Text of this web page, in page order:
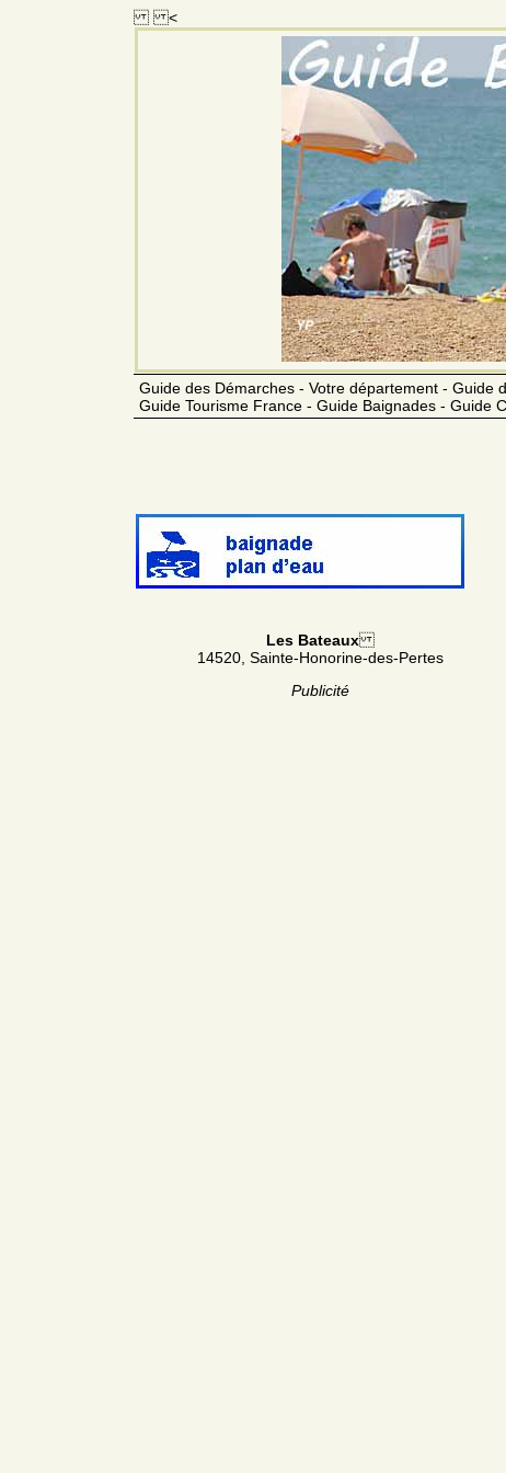
<
Guide des Démarches - Votre département - Guide
Guide Tourisme France - Guide Baignades - Guide
Les Bateaux
14520, Sainte-Honorine-des-Pertes
Publicité